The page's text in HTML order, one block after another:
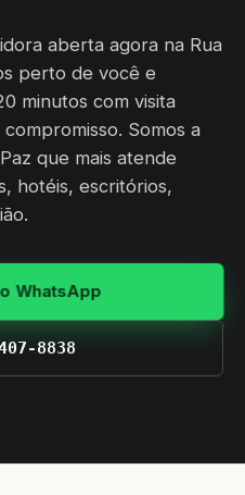
aberta agora na Rua
perto de você e
minutos com visita
Somos a
que mais atende
hotéis, escritórios,
WhatsApp
8838